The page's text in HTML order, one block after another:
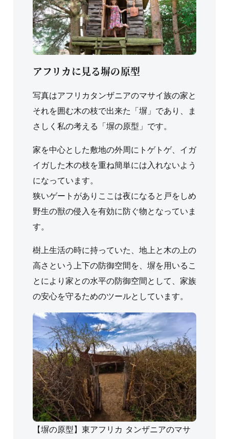
アフリカに見る塀の原型
写真はアフリカタンザニアのマサイ族の家と
それを囲む木の枝で出来た「塀」であり、ま
さしく私の考える「塀の原型」です。
家を中心とした敷地の外周にトゲトゲ、イガ
イガした木の枝を重ね簡単には入れないよう
になっています。
狭いゲートがありここは夜になると戸をしめ
野生の獣の侵入を有効に防ぐ物となっていま
す。
樹上生活の時に持っていた、地上と木の上の
高さという上下の防御空間を、塀を用いるこ
とにより家との水平の防御空間として、家族
の安心を守るためのツールとしています。
【塀の原型】東アフリカ タンザニアのマサ